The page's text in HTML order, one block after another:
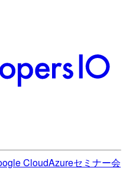
CloudAzureセミナー会